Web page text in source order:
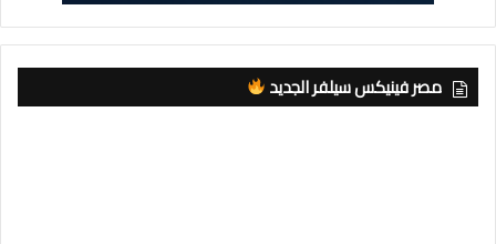
مصر فينيكس سيلفر الجديد